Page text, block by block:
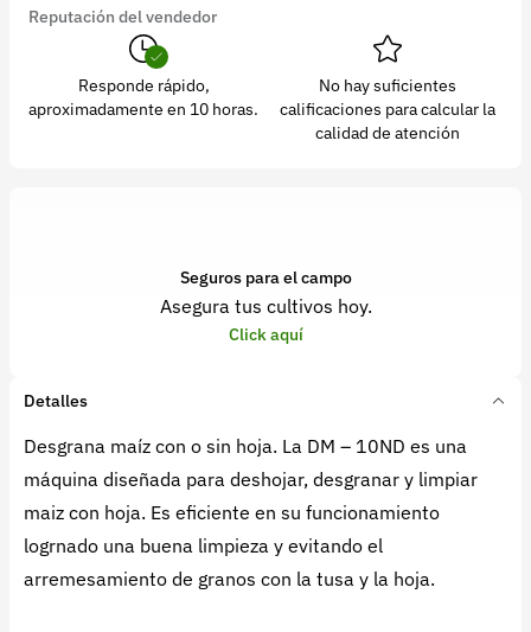
Reputación del vendedor
Responde rápido,
aproximadamente en 10 horas.
No hay suficientes
calificaciones para calcular la
calidad de atención
Seguros para el campo
Asegura tus cultivos hoy.
Click aquí
Detalles
Desgrana maíz con o sin hoja. La DM – 10ND es una
máquina diseñada para deshojar, desgranar y limpiar
maiz con hoja. Es eficiente en su funcionamiento
logrnado una buena limpieza y evitando el
arremesamiento de granos con la tusa y la hoja.